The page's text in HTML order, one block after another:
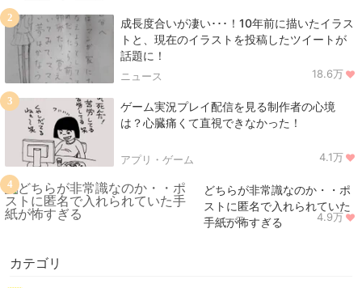
成長度合いが凄い･･･！10年前に描いたイラス
トと、現在のイラストを投稿したツイートが
話題に！
ニュース 18.6万
2
ゲーム実況プレイ配信を見る制作者の心境
は？心臓痛くて直視できなかった！
アプリ・ゲーム 4.1万
3
どちらが非常識なのか・・ポ
ストに匿名で入れられていた
手紙が怖すぎる
ニュース 4.9万
4
カテゴリ